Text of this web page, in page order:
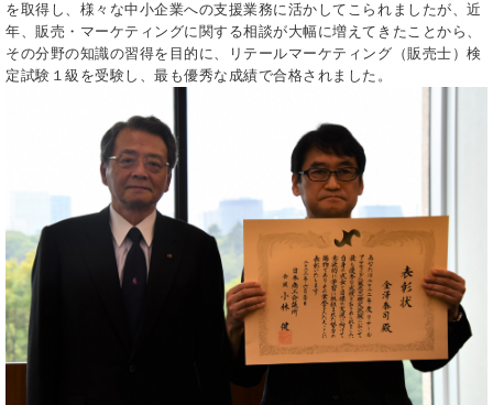
を取得し、様々な中小企業への支援業務に活かしてこられましたが、近
年、販売・マーケティングに関する相談が大幅に増えてきたことから、
その分野の知識の習得を目的に、リテールマーケティング（販売士）検
定試験１級を受験し、最も優秀な成績で合格されました。